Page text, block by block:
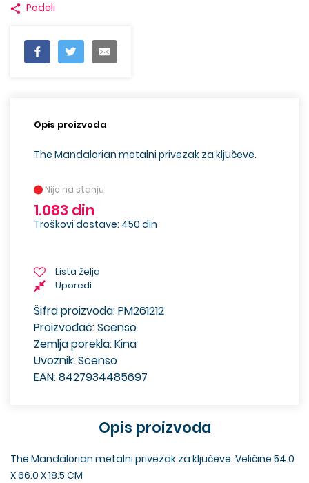
Podeli
Opis proizvoda
The Mandalorian metalni privezak za ključeve.
Nije na stanju
1.083 din
Troškovi dostave: 450 din
Lista želja
Uporedi
Šifra proizvoda: PM261212
Proizvođač: Scenso
Zemlja porekla: Kina
Uvoznik: Scenso
EAN: 8427934485697
Opis proizvoda
The Mandalorian metalni privezak za ključeve. Veličine 54.0
X 66.0 X 18.5 CM